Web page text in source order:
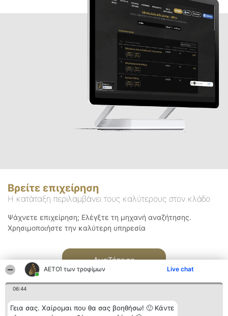
ΑΕΤΟΊ των τροφίμων Live chat
06:44
Γεια σας. Χαίρομαι που θα σας βοηθήσω! 🙂 Κάντε
Βρείτε επιχείρηση
Η κατάταξη περιλαμβάνει τους καλύτερους στον κλάδο
Ψάχνετε επιχείρηση; Ελέγξτε τη μηχανή αναζήτησης.
Χρησιμοποιήστε την καλύτερη υπηρεσία
Αναζήτηση